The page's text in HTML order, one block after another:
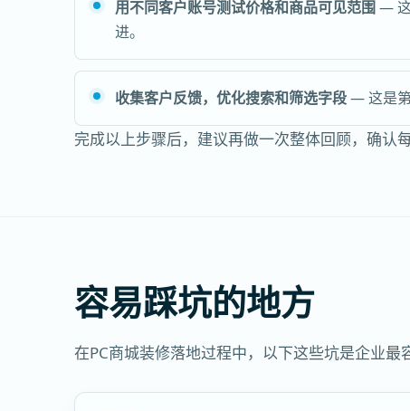
用不同客户账号测试价格和商品可见范围 — 这
进。
收集客户反馈，优化搜索和筛选字段— 这是
完成以上步骤后，建议再做一次整体回顾，确认
容易踩坑的地方
在PC商城装修落地过程中，以下这些坑是企业